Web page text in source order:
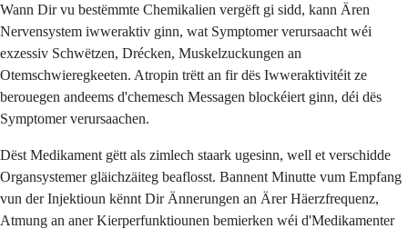
Wann Dir vu bestëmmte Chemikalien vergëft gi sidd, kann Ären
Nervensystem iwweraktiv ginn, wat Symptomer verursaacht wéi
exzessiv Schwëtzen, Drécken, Muskelzuckungen an
Otemschwieregkeeten. Atropin trëtt an fir dës Iwweraktivitéit ze
berouegen andeems d'chemesch Messagen blockéiert ginn, déi dës
Symptomer verursaachen.
Dëst Medikament gëtt als zimlech staark ugesinn, well et verschidde
Organsystemer gläichzäiteg beaflosst. Bannent Minutte vum Empfang
vun der Injektioun kënnt Dir Ännerungen an Ärer Häerzfrequenz,
Atmung an aner Kierperfunktiounen bemierken wéi d'Medikamenter